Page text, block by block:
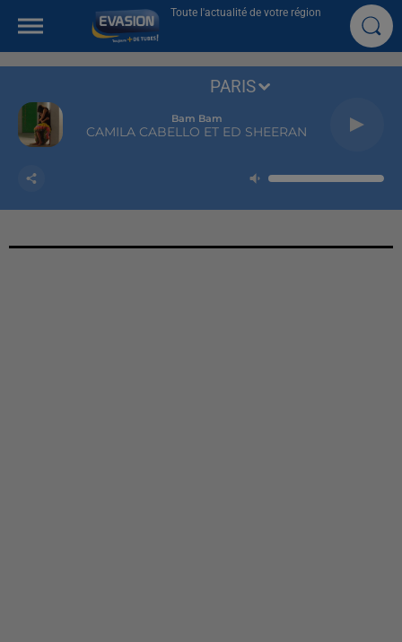
Toute l'actualité de votre région
Bam Bam
CAMILA CABELLO ET ED SHEERAN
PARIS